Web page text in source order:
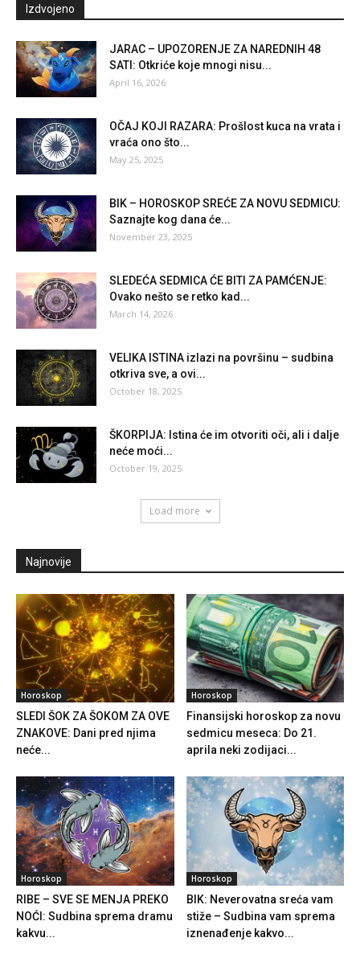
Izdvojeno
JARAC – UPOZORENJE ZA NAREDNIH 48
SATI: Otkriće koje mnogi nisu...
April 16, 2026
OČAJ KOJI RAZARA: Prošlost kuca na vrata i
vraća ono što...
May 25, 2025
BIK – HOROSKOP SREĆE ZA NOVU SEDMICU:
Saznajte kog dana će...
November 23, 2025
SLEDEĆA SEDMICA ĆE BITI ZA PAMĆENJE:
Ovako nešto se retko kad...
March 14, 2026
VELIKA ISTINA izlazi na površinu – sudbina
otkriva sve, a ovi...
October 18, 2025
ŠKORPIJA: Istina će im otvoriti oči, ali i dalje
neće moći...
October 19, 2025
Load more
Najnovije
Horoskop
SLEDI ŠOK ZA ŠOKOM ZA OVE
ZNAKOVE: Dani pred njima
neće...
Horoskop
Finansijski horoskop za novu
sedmicu meseca: Do 21.
aprila neki zodijaci...
Horoskop
RIBE – SVE SE MENJA PREKO
NOĆI: Sudbina sprema dramu
kakvu...
Horoskop
BIK: Neverovatna sreća vam
stiže – Sudbina vam sprema
iznenađenje kakvo...